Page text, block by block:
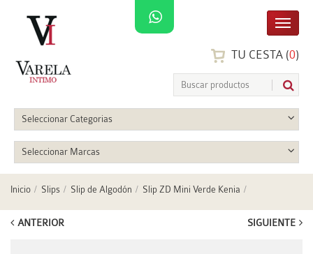
TU CESTA (0)
Seleccionar Categorias
Seleccionar Marcas
Inicio Slips Slip de Algodón Slip ZD Mini Verde Kenia
ANTERIOR SIGUIENTE